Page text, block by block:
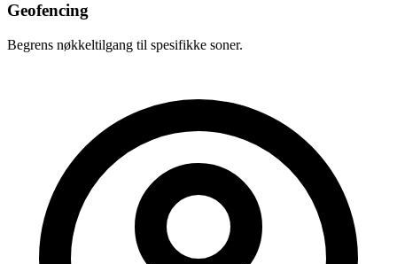
Geofencing
Begrens nøkkeltilgang til spesifikke soner.